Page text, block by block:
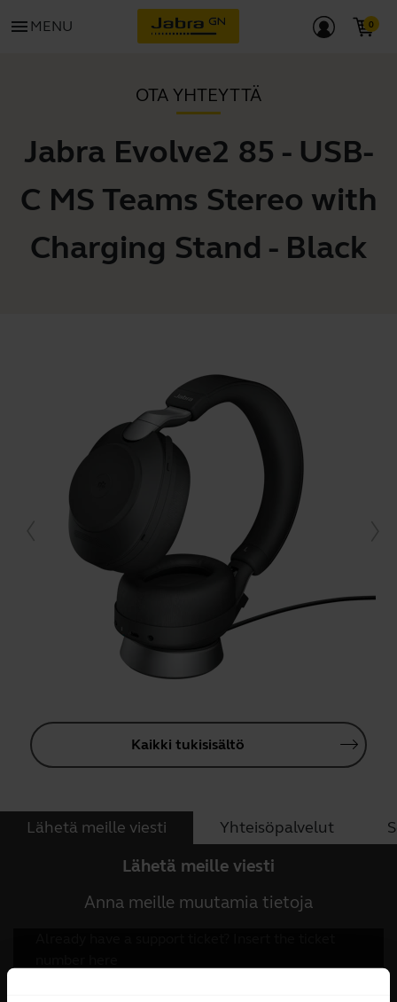
menu MENU
OTA YHTEYTTÄ
Jabra Evolve2 85 - USB-
C MS Teams Stereo with
Charging Stand - Black
Kaikki tukisisältö
Lähetä meille viesti Yhteisöpalvelut
Lähetä meille viesti
Anna meille muutamia tietoja